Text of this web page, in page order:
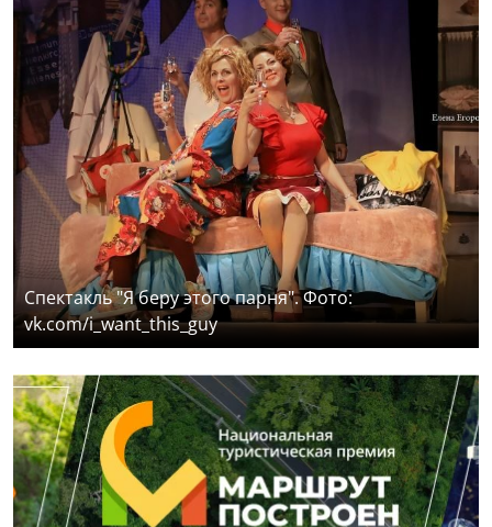
Спектакль "Я беру этого парня". Фото:
vk.com/i_want_this_guy